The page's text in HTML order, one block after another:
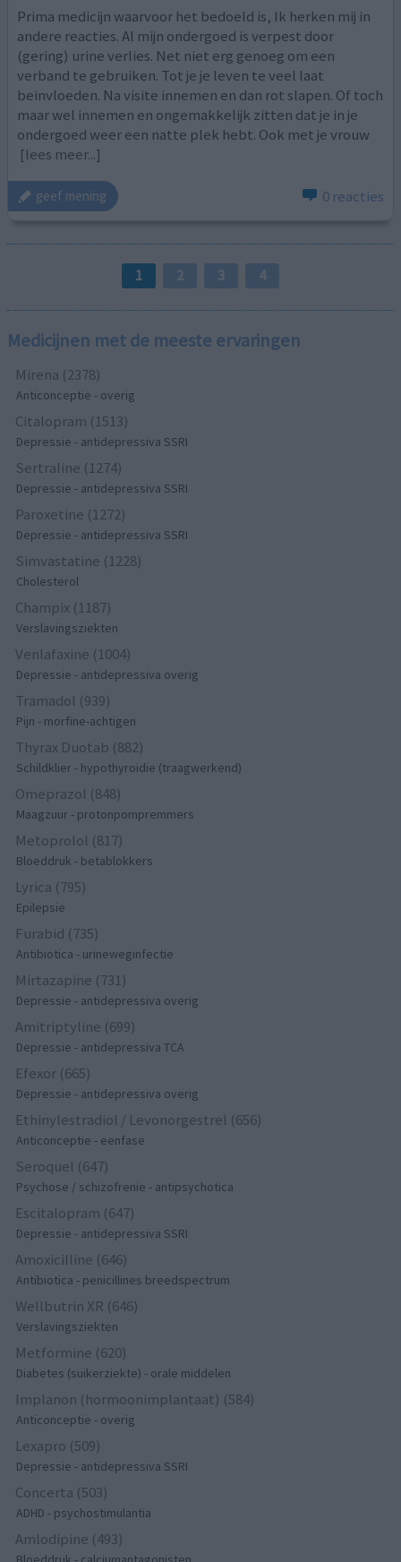
Prima medicijn waarvoor het bedoeld is, Ik herken mij in
andere reacties. Al mijn ondergoed is verpest door
(gering) urine verlies. Net niet erg genoeg om een
verband te gebruiken. Tot je je leven te veel laat
beinvloeden. Na visite innemen en dan rot slapen. Of toch
maar wel innemen en ongemakkelijk zitten dat je in je
ondergoed weer een natte plek hebt. Ook met je vrouw
[lees meer...]
geef mening 0 reacties
1 2 3 4
Medicijnen met de meeste ervaringen
Mirena (2378)
Anticonceptie - overig
Citalopram (1513)
Depressie - antidepressiva SSRI
Sertraline (1274)
Depressie - antidepressiva SSRI
Paroxetine (1272)
Depressie - antidepressiva SSRI
Simvastatine (1228)
Cholesterol
Champix (1187)
Verslavingsziekten
Venlafaxine (1004)
Depressie - antidepressiva overig
Tramadol (939)
Pijn - morfine-achtigen
Thyrax Duotab (882)
Schildklier - hypothyroidie (traagwerkend)
Omeprazol (848)
Maagzuur - protonpompremmers
Metoprolol (817)
Bloeddruk - betablokkers
Lyrica (795)
Epilepsie
Furabid (735)
Antibiotica - urineweginfectie
Mirtazapine (731)
Depressie - antidepressiva overig
Amitriptyline (699)
Depressie - antidepressiva TCA
Efexor (665)
Depressie - antidepressiva overig
Ethinylestradiol / Levonorgestrel (656)
Anticonceptie - eenfase
Seroquel (647)
Psychose / schizofrenie - antipsychotica
Escitalopram (647)
Depressie - antidepressiva SSRI
Amoxicilline (646)
Antibiotica - penicillines breedspectrum
Wellbutrin XR (646)
Verslavingsziekten
Metformine (620)
Diabetes (suikerziekte) - orale middelen
Implanon (hormoonimplantaat) (584)
Anticonceptie - overig
Lexapro (509)
Depressie - antidepressiva SSRI
Concerta (503)
ADHD - psychostimulantia
Amlodipine (493)